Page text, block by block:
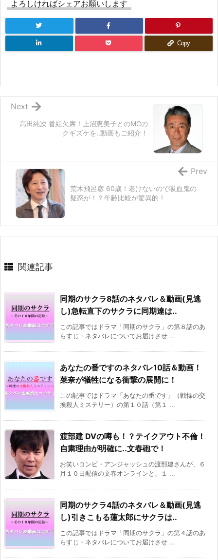
よろしければシェアお願いします
Copy
高田純次 番組欠席！上沼恵美子とのMCの
クギズケを..動画もご紹介！
Next
荒木飛呂彦 60歳！老けないので吸血鬼の
疑惑が！？年齢比較が驚異的！
Prev
関連記事
同期のサクラ8話のネタバレ＆動画(見逃
し)急転直下のサクラに同期達は..
この記事ではドラマ「同期のサクラ」の第８話のあ
らすじ・ネタバレについてお届けさせ ...
あなたの番ですのネタバレ10話＆動画！
菜奈が犠牲になる衝撃の展開に！
この記事ではドラマ「あなたの番です」（戦慄の交
換殺人ミステリー）の第１０話（第１ ...
渡部建 DVの噂も！？テイクアウト不倫！
自粛理由が明確に..文春砲で！
お笑いコンビ・アンジャッシュの渡部建さんが、６
月１０日配信の文春オンラインと、１ ...
同期のサクラ4話のネタバレ＆動画(見逃
し)引きこもる蓮太郎にサクラは..
この記事ではドラマ「同期のサクラ」の第４話のあ
らすじ・ネタバレについてお届けさせ ...